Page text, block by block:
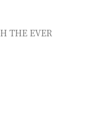
THE EVER